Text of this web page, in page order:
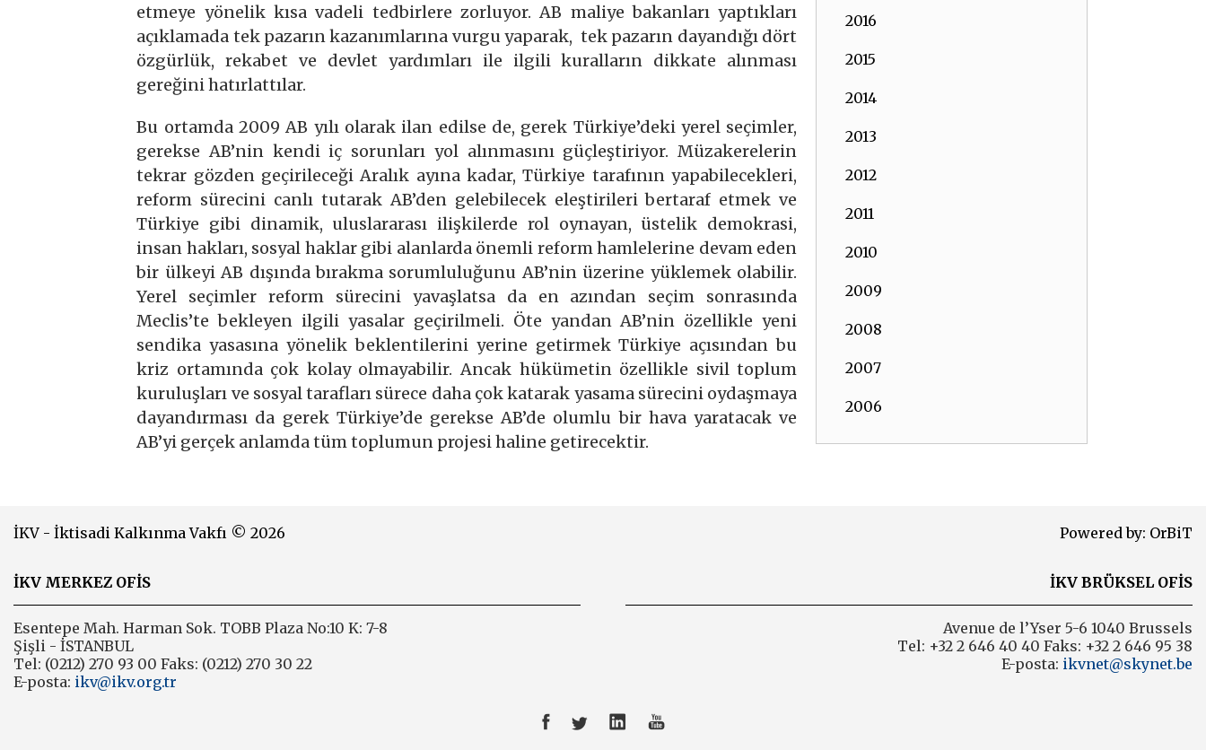
etmeye yönelik kısa vadeli tedbirlere zorluyor. AB maliye bakanları yaptıkları
açıklamada tek pazarın kazanımlarına vurgu yaparak, tek pazarın dayandığı dört
özgürlük, rekabet ve devlet yardımları ile ilgili kuralların dikkate alınması
gereğini hatırlattılar.
Bu ortamda 2009 AB yılı olarak ilan edilse de, gerek Türkiye’deki yerel seçimler,
gerekse AB’nin kendi iç sorunları yol alınmasını güçleştiriyor. Müzakerelerin
tekrar gözden geçirileceği Aralık ayına kadar, Türkiye tarafının yapabilecekleri,
reform sürecini canlı tutarak AB’den gelebilecek eleştirileri bertaraf etmek ve
Türkiye gibi dinamik, uluslararası ilişkilerde rol oynayan, üstelik demokrasi,
insan hakları, sosyal haklar gibi alanlarda önemli reform hamlelerine devam eden
bir ülkeyi AB dışında bırakma sorumluluğunu AB’nin üzerine yüklemek olabilir.
Yerel seçimler reform sürecini yavaşlatsa da en azından seçim sonrasında
Meclis’te bekleyen ilgili yasalar geçirilmeli. Öte yandan AB’nin özellikle yeni
sendika yasasına yönelik beklentilerini yerine getirmek Türkiye açısından bu
kriz ortamında çok kolay olmayabilir. Ancak hükümetin özellikle sivil toplum
kuruluşları ve sosyal tarafları sürece daha çok katarak yasama sürecini oydaşmaya
dayandırması da gerek Türkiye’de gerekse AB’de olumlu bir hava yaratacak ve
AB’yi gerçek anlamda tüm toplumun projesi haline getirecektir.
2016
2015
2014
2013
2012
2011
2010
2009
2008
2007
2006
İKV - İktisadi Kalkınma Vakfı © 2026 Powered by: OrBiT
İKV MERKEZ OFİS
Esentepe Mah. Harman Sok. TOBB Plaza No:10 K: 7-8
Şişli - İSTANBUL
Tel: (0212) 270 93 00 Faks: (0212) 270 30 22
E-posta: ikv@ikv.org.tr
İKV BRÜKSEL OFİS
Avenue de l’Yser 5-6 1040 Brussels
Tel: +32 2 646 40 40 Faks: +32 2 646 95 38
E-posta: ikvnet@skynet.be